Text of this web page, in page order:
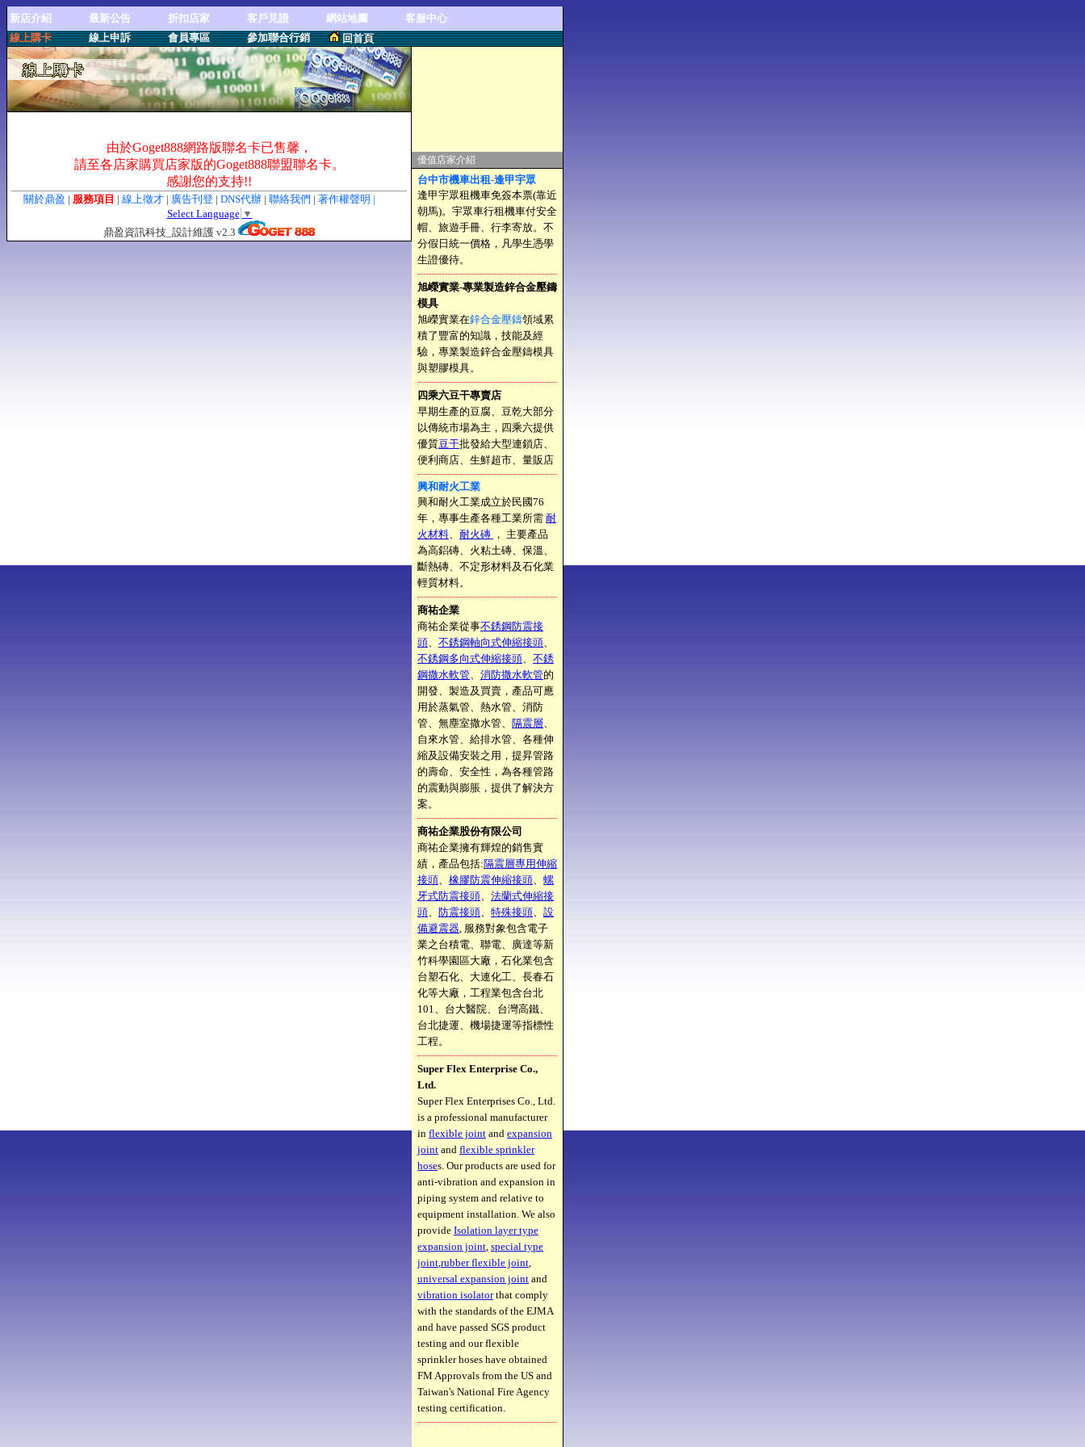
新店介紹 最新公告 折扣店家 客戶見證 網站地圖
客服中心
線上購卡
線上申訴 會員專區 參加聯合行銷 回首頁
由於Goget888網路版聯名卡已售馨，
請至各店家購買店家版的Goget888聯盟聯名卡。
感謝您的支持!!
關於鼎盈 | 服務項目 | 線上徵才 | 廣告刊登 | DNS代辦 | 聯絡我們 | 著作權聲明 |
Select Language ▼
鼎盈資訊科技_設計維護 v2.3
優值店家介紹
台中市機車出租-逢甲宇眾
逢甲宇眾租機車免簽本票(靠近
朝馬)。宇眾車行租機車付安全
帽、旅遊手冊、行李寄放。不
分假日統一價格，凡學生憑學
生證優待。
旭嶸實業-專業製造鋅合金壓鑄
模具
旭嶸實業在鋅合金壓鑄領域累
積了豐富的知識，技能及經
驗，專業製造鋅合金壓鑄模具
與塑膠模具。
四乘六豆干專賣店
早期生產的豆腐、豆乾大部分
以傳統市場為主，四乘六提供
優質豆干批發給大型連鎖店、
便利商店、生鮮超市、量販店
興和耐火工業
興和耐火工業成立於民國76
年，專事生產各種工業所需 耐
火材料、 耐火磚 ， 主要產品
為高鋁磚、火粘土磚、保溫、
斷熱磚、不定形材料及石化業
輕質材料。
商祐企業
商祐企業從事不銹鋼防震接
頭、 不銹鋼軸向式伸縮接頭、
不銹鋼多向式伸縮接頭、 不銹
鋼撒水軟管、 消防撒水軟管的
開發、製造及買賣，產品可應
用於蒸氣管、熱水管、消防
管、無塵室撒水管、 隔震層、
自來水管、給排水管、各種伸
縮及設備安裝之用，提昇管路
的壽命、安全性，為各種管路
的震動與膨脹，提供了解決方
案。
商祐企業股份有限公司
商祐企業擁有輝煌的銷售實
績，產品包括:隔震層專用伸縮
接頭、 橡膠防震伸縮接頭、 螺
牙式防震接頭、 法蘭式伸縮接
頭、 防震接頭、 特殊接頭、 設
備避震器, 服務對象包含電子
業之台積電、聯電、廣達等新
竹科學園區大廠，石化業包含
台塑石化、大連化工、長春石
化等大廠，工程業包含台北
101、台大醫院、台灣高鐵、
台北捷運、機場捷運等指標性
工程。
Super Flex Enterprise Co.,
Ltd.
Super Flex Enterprises Co., Ltd.
is a professional manufacturer
in flexible joint and expansion
joint and flexible sprinkler
hoses. Our products are used for
anti-vibration and expansion in
piping system and relative to
equipment installation. We also
provide Isolation layer type
expansion joint, special type
joint,rubber flexible joint,
universal expansion joint and
vibration isolatorthat comply
with the standards of the EJMA
and have passed SGS product
testing and our flexible
sprinkler hoses have obtained
FM Approvals from the US and
Taiwan's National Fire Agency
testing certification.